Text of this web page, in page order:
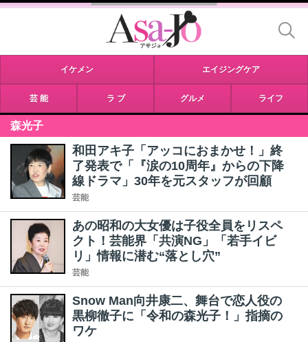
イケメン エイジングケア
芸 能 ラ ブ グルメ ライフ
森光子
和田アキ子「アッコにおまかせ！」終
了発表で「『涙の10周年』からの下降
線ドラマ」30年を元スタッフが回顧
芸能
あの昭和の大女優は子役全員をリスペ
クト！芸能界「共演NG」「若手イビ
リ」情報に潜む“落とし穴”
芸能
Snow Man向井康二、舞台で恋人役の
黒柳徹子に「令和の森光子！」指摘の
ワケ